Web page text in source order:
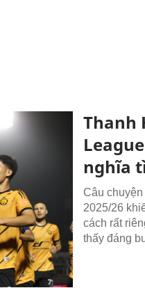
Thanh
nghĩa
Câu
2025/26
cách rất
thấy đáng